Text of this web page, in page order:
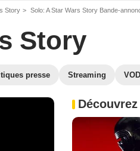
Story Solo: A Star Wars Story Bande-
Story
presse Streaming VOD